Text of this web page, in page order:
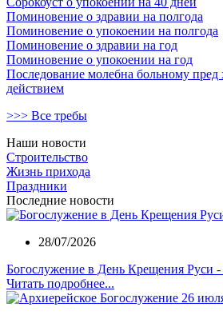
Поминовение о здравии на полгода
Поминовение о упокоении на полгода
Поминовение о здравии на год
Поминовение о упокоении на год
Последование молебна больному пред
действием
>>> Все требы
Наши новости
Строительство
Жизнь прихода
Праздники
Последние новости
28/07/2026
Богослужение в День Крещения Руси -
Читать подробнее...